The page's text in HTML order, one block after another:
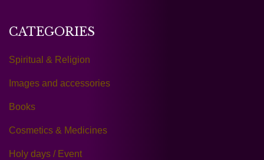
CATEGORIES
Spiritual & Religion
Images and accessories
Books
Cosmetics & Medicines
Holy days / Event